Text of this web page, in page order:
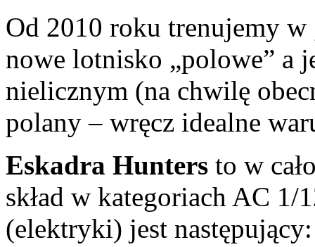
Od 2010 roku trenujemy w
nowe lotnisko „polowe” a
nielicznym (na chwilę
polany – wręcz idealne
Eskadra Hunters to w
skład w kategoriach AC
(elektryki) jest następujący: